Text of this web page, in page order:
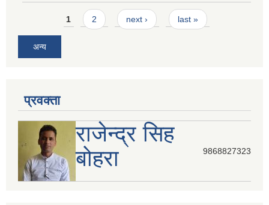
Pages1 2 next › last »
अन्य
प्रवक्ता
राजेन्द्र सिह
बोहरा
9868827323